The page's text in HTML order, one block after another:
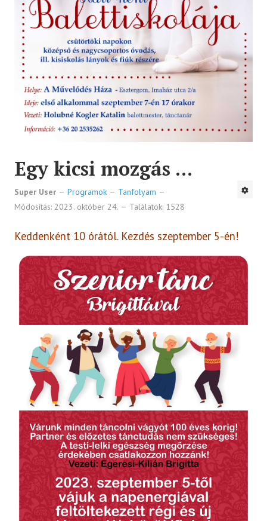
Egy kicsi mozgás ...
Super User Programok
Tanfolyam
Módosítás: 2023. október 24.
Találatok: 1528
Keddenként 10 órától. Kezdés szeptember 5-én!